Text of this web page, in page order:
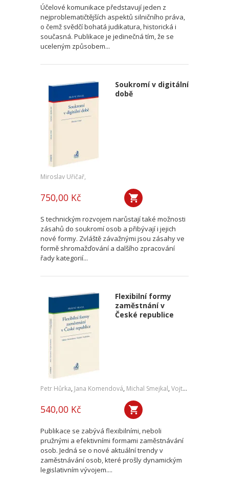
Účelové komunikace představují jeden z
nejproblematičtějších aspektů silničního práva,
o čemž svědčí bohatá judikatura, historická i
současná. Publikace je jedinečná tím, že se
uceleným způsobem...
Soukromí v digitální
době
Miroslav Uřičař,
750,00 Kč
S technickým rozvojem narůstají také možnosti
zásahů do soukromí osob a přibývají i jejich
nové formy. Zvláště závažnými jsou zásahy ve
formě shromažďování a dalšího zpracování
řady kategorií...
Flexibilní formy
zaměstnání v
České republice
Petr Hůrka, Jana Komendová, Michal Smejkal, Vojtěch Kadlubiec
540,00 Kč
Publikace se zabývá flexibilními, neboli
pružnými a efektivními formami zaměstnávání
osob. Jedná se o nové aktuální trendy v
zaměstnávání osob, které prošly dynamickým
legislativním vývojem....